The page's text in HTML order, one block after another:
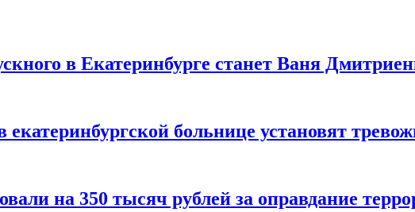
в Екатеринбурге станет Ваня
больнице установят
на 350 тысяч рублей за оправдание